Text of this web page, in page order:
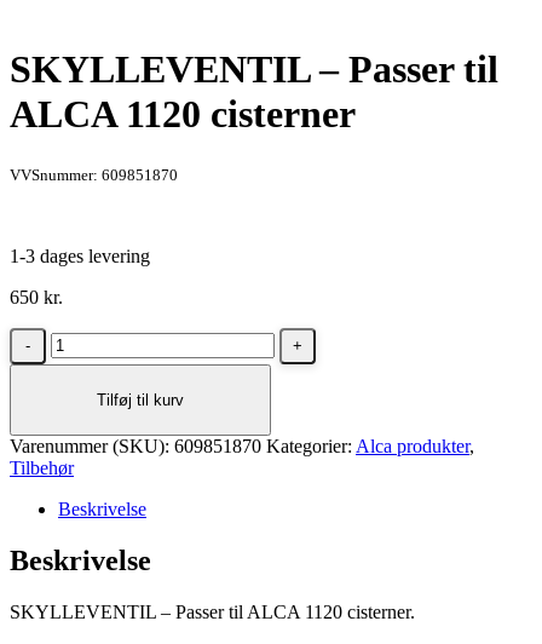
SKYLLEVENTIL – Passer til
ALCA 1120 cisterner
VVSnummer: 609851870
1-3 dages levering
650 kr.
SKYLLEVENTIL
–
1120
cisterner
Tilføj til kurv
Varenummer (SKU): 609851870 Kategorier: Alca produkter,
Tilbehør
Beskrivelse
Beskrivelse
SKYLLEVENTIL – Passer til ALCA 1120 cisterner.